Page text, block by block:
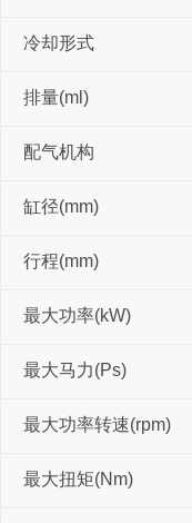
冷却形式
排量(ml)
配气机构
缸径(mm)
行程(mm)
最大功率(kW)
最大马力(Ps)
最大功率转速(rpm)
最大扭矩(Nm)